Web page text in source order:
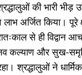
की भारी
अर्जित किया। पूरे
से ही विद्वान
कल्याण और सुख-
श्रद्धालुओं ने